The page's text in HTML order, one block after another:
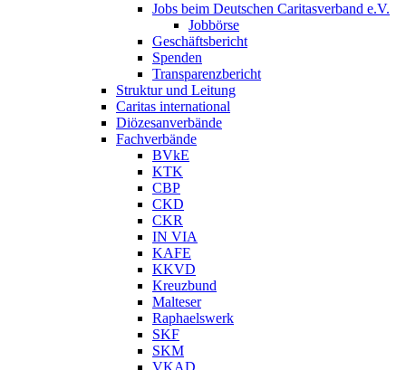
Jobs beim Deutschen Caritasverband e.V.
Jobbörse
Geschäftsbericht
Spenden
Transparenzbericht
Struktur und Leitung
Caritas international
Diözesanverbände
Fachverbände
BVkE
KTK
CBP
CKD
CKR
IN VIA
KAFE
KKVD
Kreuzbund
Malteser
Raphaelswerk
SKF
SKM